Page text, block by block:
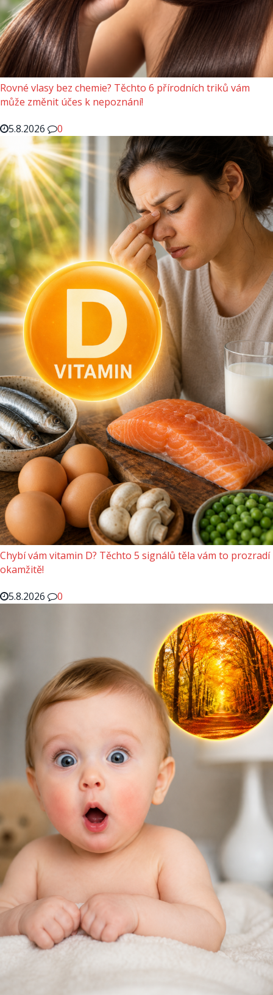
Rovné vlasy bez chemie? Těchto 6 přírodních triků vám
může změnit účes k nepoznání!
5.8.2026
0
Chybí vám vitamin D? Těchto 5 signálů těla vám to prozradí
okamžitě!
5.8.2026
0